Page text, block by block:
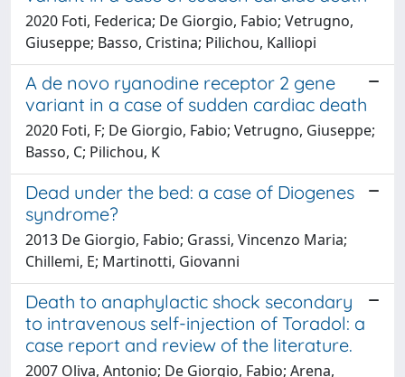
2020 Foti, Federica; De Giorgio, Fabio; Vetrugno,
Giuseppe; Basso, Cristina; Pilichou, Kalliopi
A de novo ryanodine receptor 2 gene
variant in a case of sudden cardiac death
2020 Foti, F; De Giorgio, Fabio; Vetrugno, Giuseppe;
Basso, C; Pilichou, K
Dead under the bed: a case of Diogenes
syndrome?
2013 De Giorgio, Fabio; Grassi, Vincenzo Maria;
Chillemi, E; Martinotti, Giovanni
Death to anaphylactic shock secondary
to intravenous self-injection of Toradol: a
case report and review of the literature.
2007 Oliva, Antonio; De Giorgio, Fabio; Arena,